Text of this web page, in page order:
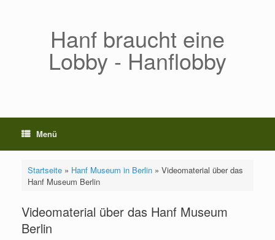
Hanf braucht eine
Lobby - Hanflobby
Menü
Startseite» Hanf Museum in Berlin» Videomaterial über das
Hanf Museum Berlin
Videomaterial über das Hanf Museum
Berlin